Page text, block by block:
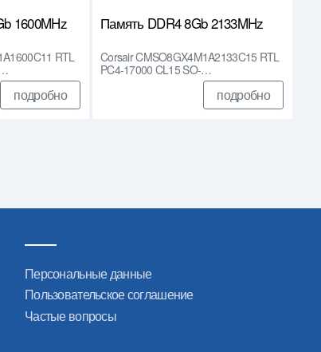
1600MHz
RTL
подробно
Память DDR4 8Gb 2133MHz
Corsair CMSO8GX4M1A2133C15 RTL
PC4-17000 CL15 SO-…
подробно
Персональные данные
Пользовательское соглашение
Частые вопросы